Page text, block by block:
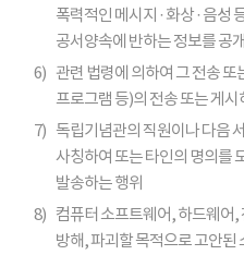
폭력적인 메시지 · 화상 · 음성
공서양속에 반하는 정보를 공
6) 관련 법령에 의하여 그 전송
프로그램 등)의 전송 또는 게시
7) 독립기념관의 직원이나 다음
사칭하여 또는 타인의 명의를
발송하는 행위
8) 컴퓨터 소프트웨어, 하드웨어,
방해, 파괴할 목적으로 고안된